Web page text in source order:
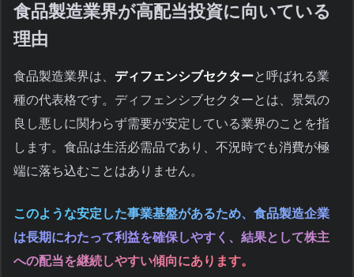
食品製造業界が高配当投資に向いている
理由
食品製造業界は、 ディフェンシブセクターと呼ばれる業
種の代表格です。ディフェンシブセクターとは、景気の
良し悪しに関わらず需要が安定している業界のことを指
します。食品は生活必需品であり、不況時でも消費が極
端に落ち込むことはありません。
このような安定した事業基盤があるため、食品製造企業
は長期にわたって利益を確保しやすく、結果として株主
への配当を継続しやすい傾向にあります。